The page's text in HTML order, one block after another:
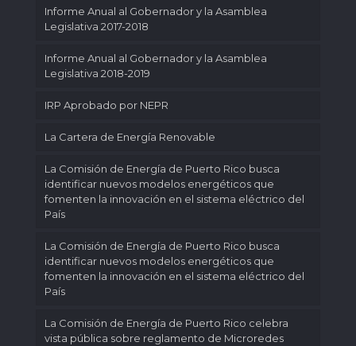
Informe Anual al Gobernador y la Asamblea
Legislativa 2017-2018
Informe Anual al Gobernador y la Asamblea
Legislativa 2018-2019
IRP Aprobado por NEPR
La Cartera de Energía Renovable
La Comisión de Energía de Puerto Rico busca
identificar nuevos modelos energéticos que
fomenten la innovación en el sistema eléctrico del
País
La Comisión de Energía de Puerto Rico busca
identificar nuevos modelos energéticos que
fomenten la innovación en el sistema eléctrico del
País
La Comisión de Energía de Puerto Rico celebra
vista pública sobre reglamento de Microredes